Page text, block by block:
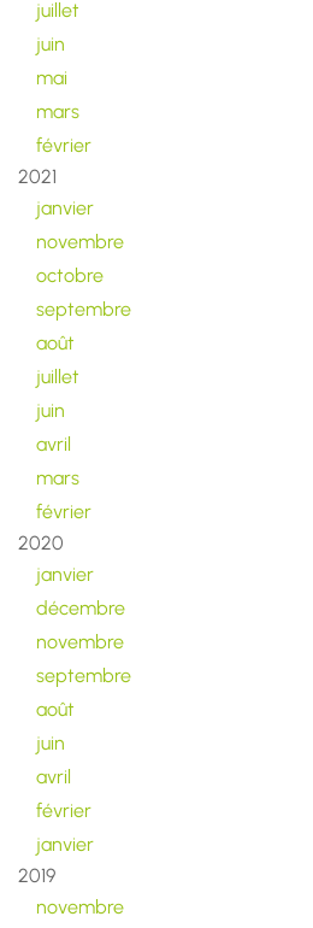
juillet
juin
mai
mars
février
2021
janvier
novembre
octobre
septembre
août
juillet
juin
avril
mars
février
2020
janvier
décembre
novembre
septembre
août
juin
avril
février
janvier
2019
novembre